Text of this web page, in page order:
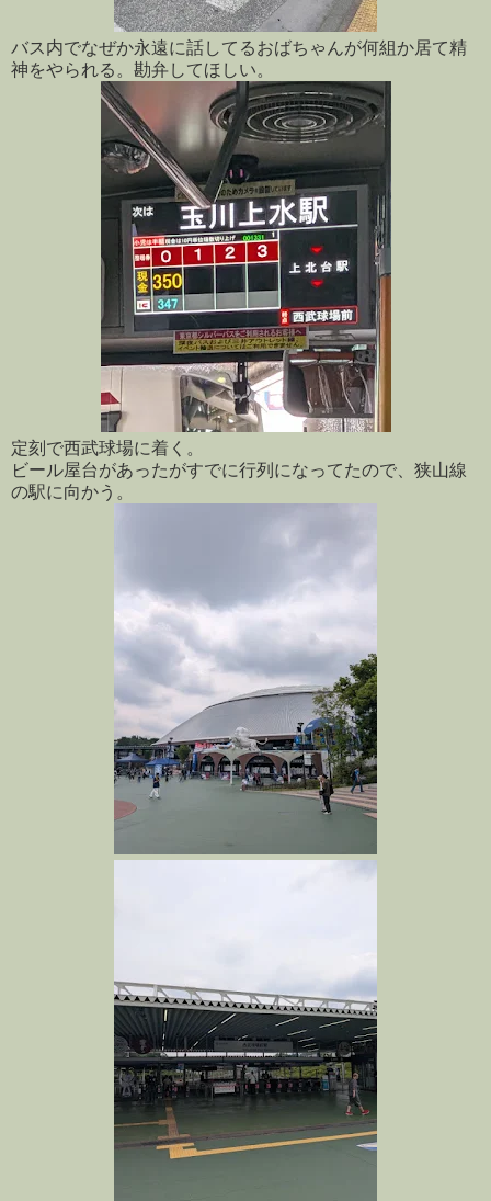
バス内でなぜか永遠に話してるおばちゃんが何組か居て精
神をやられる。勘弁してほしい。
定刻で西武球場に着く。
ビール屋台があったがすでに行列になってたので、狭山線
の駅に向かう。